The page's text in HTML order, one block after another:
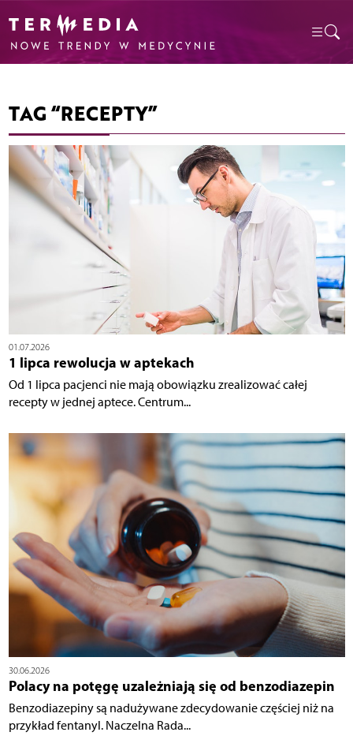
TAG “RECEPTY”
01.07.2026
1 lipca rewolucja w aptekach
Od 1 lipca pacjenci nie mają obowiązku zrealizować całej
recepty w jednej aptece. Centrum...
30.06.2026
Polacy na potęgę uzależniają się od benzodiazepin
Benzodiazepiny są nadużywane zdecydowanie częściej niż na
przykład fentanyl. Naczelna Rada...